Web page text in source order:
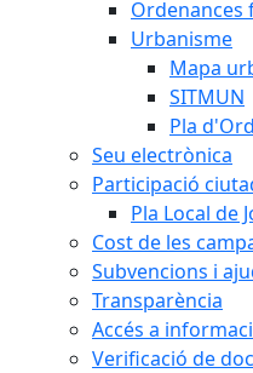
Ordenances
Urbanisme
Mapa
SITMUN
Pla
Seu electrònica
Participació
Pla Local de
Cost de les
Subvencions i
Transparència
Accés a
Verificació de